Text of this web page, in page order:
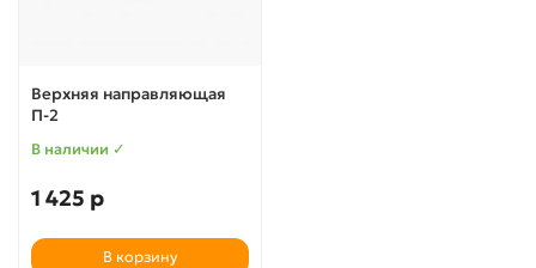
Верхняя направляющая
П-2
В наличии ✓
1 425 р
В корзину